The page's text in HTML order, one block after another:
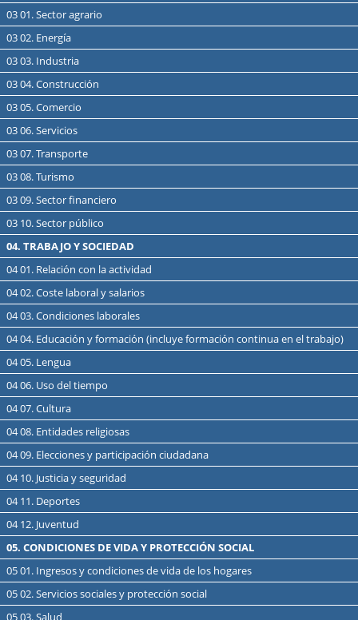
03 01. Sector agrario
03 02. Energía
03 03. Industria
03 04. Construcción
03 05. Comercio
03 06. Servicios
03 07. Transporte
03 08. Turismo
03 09. Sector financiero
03 10. Sector público
04. TRABAJO Y SOCIEDAD
04 01. Relación con la actividad
04 02. Coste laboral y salarios
04 03. Condiciones laborales
04 04. Educación y formación (incluye formación continua en el trabajo)
04 05. Lengua
04 06. Uso del tiempo
04 07. Cultura
04 08. Entidades religiosas
04 09. Elecciones y participación ciudadana
04 10. Justicia y seguridad
04 11. Deportes
04 12. Juventud
05. CONDICIONES DE VIDA Y PROTECCIÓN SOCIAL
05 01. Ingresos y condiciones de vida de los hogares
05 02. Servicios sociales y protección social
05 03. Salud